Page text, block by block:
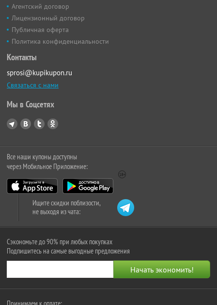
Агентский договор
Лицензионный договор
Публичная оферта
Политика конфиденциальности
Контакты
sprosi@kupikupon.ru
Связаться с нами
Мы в Соцсетях
Все наши купоны доступны
через Мобильное Приложение:
Ищите скидки поблизости,
не выходя из чата:
Сэкономьте до 90% при любых покупках
Подпишитесь на самые выгодные предложения